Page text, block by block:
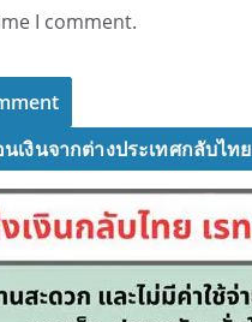
I comment.
เงินจากต่างประเทศกลับไทย